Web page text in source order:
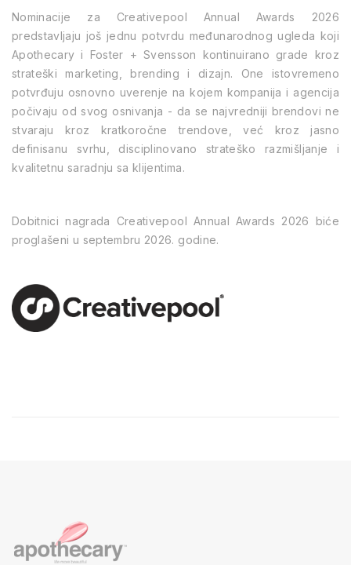
Nominacije za Creativepool Annual Awards 2026
predstavljaju još jednu potvrdu međunarodnog ugleda koji
Apothecary i Foster + Svensson kontinuirano grade kroz
strateški marketing, brending i dizajn. One istovremeno
potvrđuju osnovno uverenje na kojem kompanija i agencija
počivaju od svog osnivanja - da se najvredniji brendovi ne
stvaraju kroz kratkoročne trendove, već kroz jasno
definisanu svrhu, disciplinovano strateško razmišljanje i
kvalitetnu saradnju sa klijentima.
Dobitnici nagrada Creativepool Annual Awards 2026 biće
proglašeni u septembru 2026. godine.